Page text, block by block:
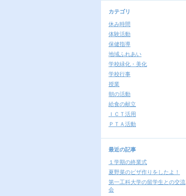
カテゴリ
休み時間
体験活動
保健指導
地域ふれあい
学校緑化・美化
学校行事
授業
朝の活動
給食の献立
ＩＣＴ活用
ＰＴＡ活動
最近の記事
１学期の終業式
夏野菜のピザ作りをしたよ！
第一工科大学の留学生との交流
会